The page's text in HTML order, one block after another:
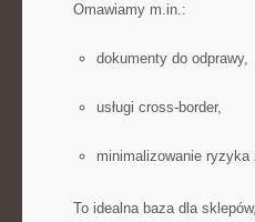
Omawiamy m.in.:
dokumenty do odprawy,
usługi cross-border,
minimalizowanie ryzyka
To idealna baza dla